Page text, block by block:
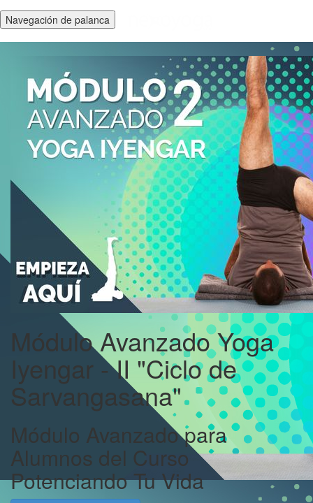
Navegación de palanca
Módulo Avanzado Yoga
Iyengar - II "Ciclo de
Sarvangasana"
Módulo Avanzado para
Alumnos del Curso
Potenciando Tu Vida